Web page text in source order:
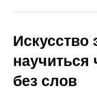
Искусство
научиться
без слов